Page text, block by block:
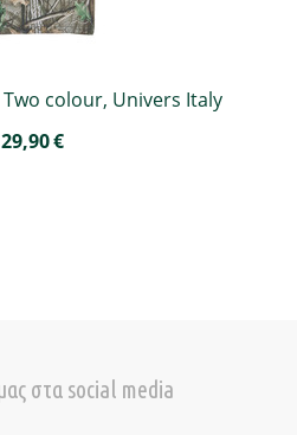
colour, Univers Italy
29,90€
στα social media